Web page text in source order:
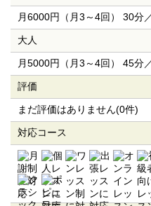
月6000円（月3～4回） 30分
大人
月5000円（月3～4回） 45分
評価
まだ評価はありません(0件)
対応コース